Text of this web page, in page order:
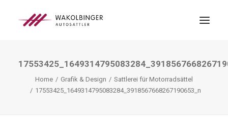
ÜBER UNS
LEISTUNGEN
Home Grafik & Design
Sattlerei für Motorradsättel
17553425_1649314795083284_3918567668267190653_n